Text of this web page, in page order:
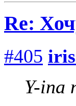
Re:
#405
Y-ina